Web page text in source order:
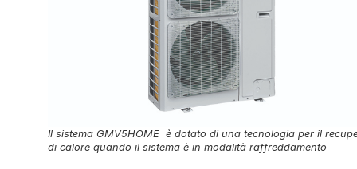
Il sistema GMV5HOME è dotato di una tecnologia per il
di calore quando il sistema è in modalità raffreddamento